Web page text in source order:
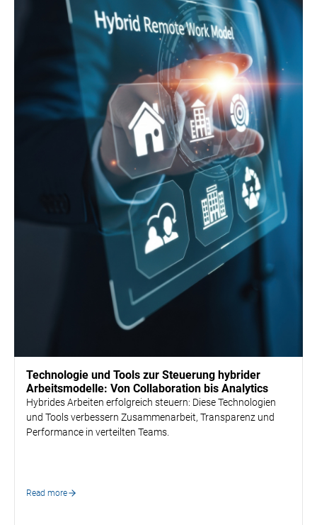
Technologie und Tools zur Steuerung hybrider
Arbeitsmodelle: Von Collaboration bis Analytics
Hybrides Arbeiten erfolgreich steuern: Diese Technologien
und Tools verbessern Zusammenarbeit, Transparenz und
Performance in verteilten Teams.
Read more